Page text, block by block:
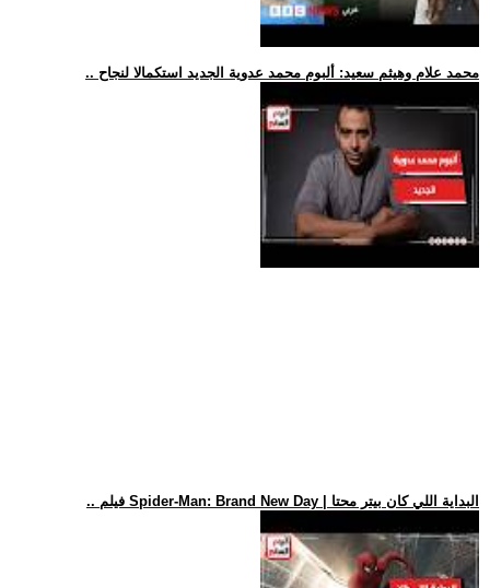
.. محمد علام وهيثم سعيد: ألبوم محمد عدوية الجديد استكمالا لنجاح
.. فيلم Spider-Man: Brand New Day | البداية اللي كان بيتر محتا